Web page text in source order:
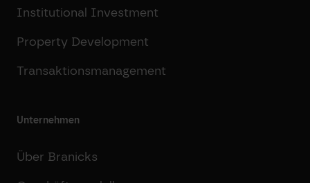
Institutional Investment
Property Development
Transaktionsmanagement
Unternehmen
Über Branicks